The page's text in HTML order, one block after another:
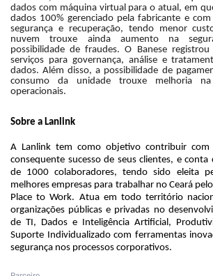
dados com máquina virtual para o atual, em
dados 100% gerenciado pela fabricante e
segurança e recuperação, tendo menor
nuvem trouxe ainda aumento na
possibilidade de fraudes. O Banese
serviços para governança, análise e
dados. Além disso, a possibilidade de
consumo da unidade trouxe melhoria
operacionais.
Sobre a Lanlink
A Lanlink tem como objetivo contribuir com
consequente sucesso de seus clientes, e
de 1000 colaboradores, tendo sido eleita
melhores empresas para trabalhar no Ceará
Place to Work. Atua em todo território
organizações públicas e privadas no
de TI, Dados e Inteligência Artificial,
Suporte Individualizado com ferramentas
segurança nos processos corporativos.